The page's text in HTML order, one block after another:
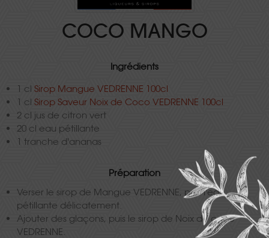
COCO MANGO
Ingrédients
1 cl Sirop Mangue VEDRENNE 100cl
1 cl Sirop Saveur Noix de Coco VEDRENNE 100cl
2 cl jus de citron vert
20 cl eau pétillante
1 tranche d'ananas
Préparation
Verser le sirop de Mangue VEDRENNE, puis l'eau
pétillante délicatement.
Ajouter des glaçons, puis le sirop de Noix de coco
VEDRENNE.